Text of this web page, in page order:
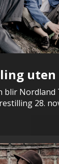
uten
blir Nordland
28.